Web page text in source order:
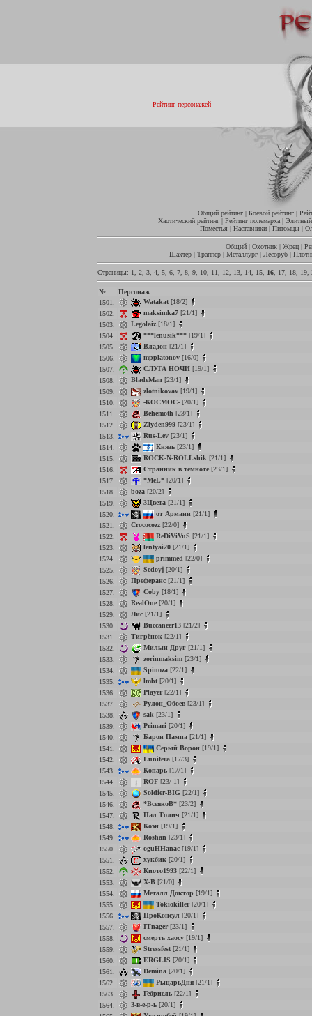
Рейтинг персонажей
Общий рейтинг| Боевой рейтинг|
Хаотический рейтинг| Рейтинг полемарха|
Поместья | Наставники | Питомцы |
Общий| Охотник| Жрец|
Шахтер| Траппер| Металлург| Лесоруб|
Страницы: 1 2 3 4 5 6 7 8 9 10 11 12 13 14 15 16 17 18 19
№
Персонаж
1501.
Watakat [18/2]
1502.
maksimka7 [21/1]
1503.
Legolaiz [18/1]
1504.
***lenusik*** [19/1]
1505.
Владон [21/1]
1506.
mpplatonov [16/0]
1507.
СЛУГА НОЧИ [19/1]
1508.
BladeMan [23/1]
1509.
zlotnikovav [19/1]
1510.
-КОСМОС- [20/1]
1511.
Behemoth [23/1]
1512.
Zlyden999 [23/1]
1513.
Rus-Lev [23/1]
1514.
Князь [23/1]
1515.
ROCK-N-ROLLshik [21/1]
1516.
Странник в темноте [23/1]
1517.
*MeL* [20/1]
1518.
boza [20/2]
1519.
3Цвета [21/1]
1520.
от Армани [21/1]
1521.
Crococozz [22/0]
1522.
ReDiViVuS [21/1]
1523.
lentyai20 [21/1]
1524.
primmed [22/0]
1525.
Sedoyj [20/1]
1526.
Преферанс [21/1]
1527.
Coby [18/1]
1528.
RealOne [20/1]
1529.
Лис [21/1]
1530.
Buccaneer13 [21/2]
1531.
Тигрёнок [22/1]
1532.
Милыи Друг [21/1]
1533.
zorinmaksim [23/1]
1534.
Spinoza [22/1]
1535.
lmbt [20/1]
1536.
Player[22/1]
1537.
Рулон_Обоев [23/1]
1538.
sak [23/1]
1539.
Primari [20/1]
1540.
Барон Пампа [21/1]
1541.
Серый Ворон [19/1]
1542.
Lunifera [17/3]
1543.
Копарь [17/1]
1544.
ROF [23/-1]
1545.
Soldier-BIG [22/1]
1546.
*ВсеякоВ* [23/2]
1547.
Пал Толич [21/1]
1548.
Коэн [19/1]
1549.
Roshan [23/1]
1550.
oguHHanac [19/1]
1551.
хукбик [20/1]
1552.
Киото1993 [22/1]
1553.
X-B [21/0]
1554.
Металл Доктор [19/1]
1555.
Tokiokiller[20/1]
1556.
ПроКонсул [20/1]
1557.
ITnager[23/1]
1558.
смерть хаосу [19/1]
1559.
Stressfest [21/1]
1560.
ERGLIS [20/1]
1561.
Demina [20/1]
1562.
РыцарьДня [21/1]
1563.
Гебриель [22/1]
1564.
З-в-е-р-ь [20/1]